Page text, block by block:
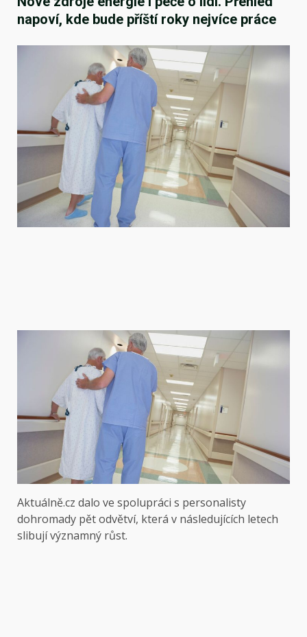
napoví, kde bude příští roky nejvíce práce
Aktuálně.cz dalo ve spolupráci s personalisty
dohromady pět odvětví, která v následujících letech
slibují významný růst.